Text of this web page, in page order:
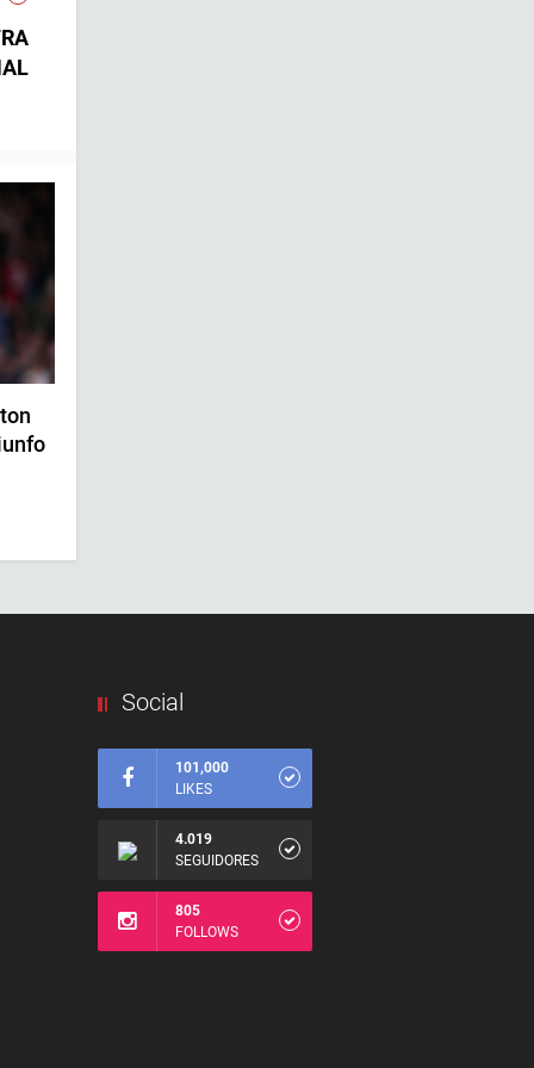
Social
101,000
LIKES
4.019
SEGUIDORES
805
FOLLOWS